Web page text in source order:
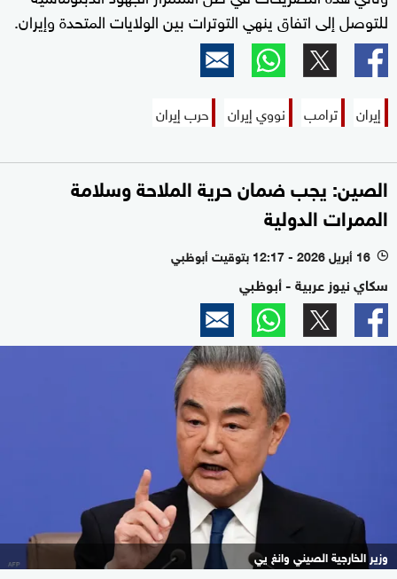
للتوصل إلى اتفاق ينهي التوترات بين الولايات المتحدة وإيران.
إيران ترامب نووي إيران حرب إيران
الصين: يجب ضمان حرية الملاحة وسلامة
الممرات الدولية
l 16 أبريل 2026 - 12:17 بتوقيت أبوظبي
سكاي نيوز عربية - أبوظبي
وزير الخارجية الصيني وانغ يي